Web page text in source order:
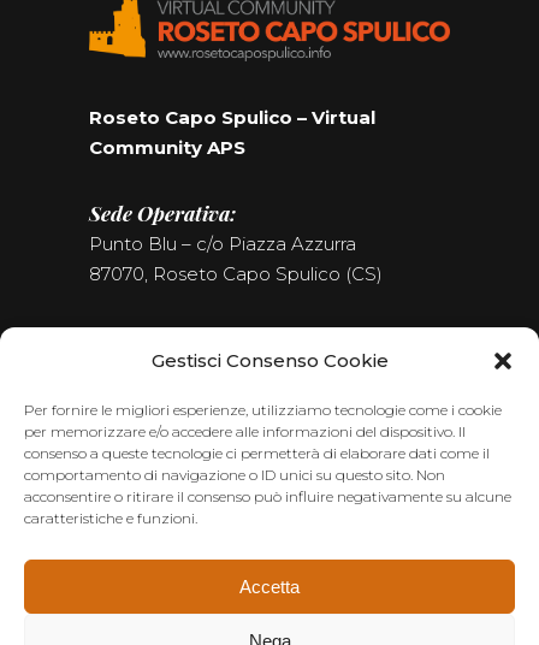
Gestisci Consenso Cookie
Per fornire le migliori esperienze, utilizziamo tecnologie come i cookie
per memorizzare e/o accedere alle informazioni del dispositivo. Il
consenso a queste tecnologie ci permetterà di elaborare dati come il
comportamento di navigazione o ID unici su questo sito. Non
acconsentire o ritirare il consenso può influire negativamente su alcune
caratteristiche e funzioni.
Accetta
Nega
Roseto Capo Spulico – Virtual
Community APS
Sede Operativa:
Punto Blu – c/o Piazza Azzurra
87070, Roseto Capo Spulico (CS)
Seguici sui Social